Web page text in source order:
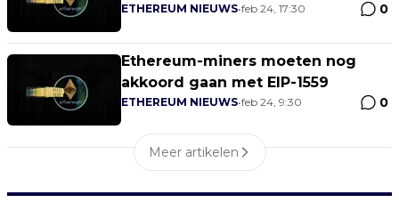
hoogtepunt
ETHEREUM NIEUWS•feb 24, 17:30 0
Ethereum-miners moeten nog
akkoord gaan met EIP-1559
ETHEREUM NIEUWS•feb 24, 9:30 0
Meer artikelen